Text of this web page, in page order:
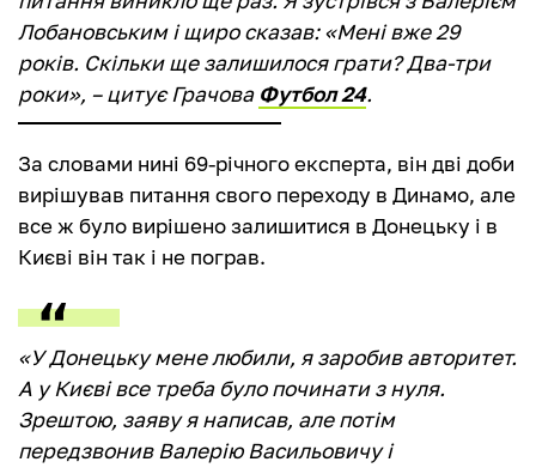
Лобановським і щиро сказав: «Мені вже 29
років. Скільки ще залишилося грати? Два-три
роки», – цитує Грачова Футбол 24.
За словами нині 69-річного експерта, він дві доби
вирішував питання свого переходу в Динамо, але
все ж було вирішено залишитися в Донецьку і в
Києві він так і не пограв.
«У Донецьку мене любили, я заробив авторитет.
А у Києві все треба було починати з нуля.
Зрештою, заяву я написав, але потім
передзвонив Валерію Васильовичу і